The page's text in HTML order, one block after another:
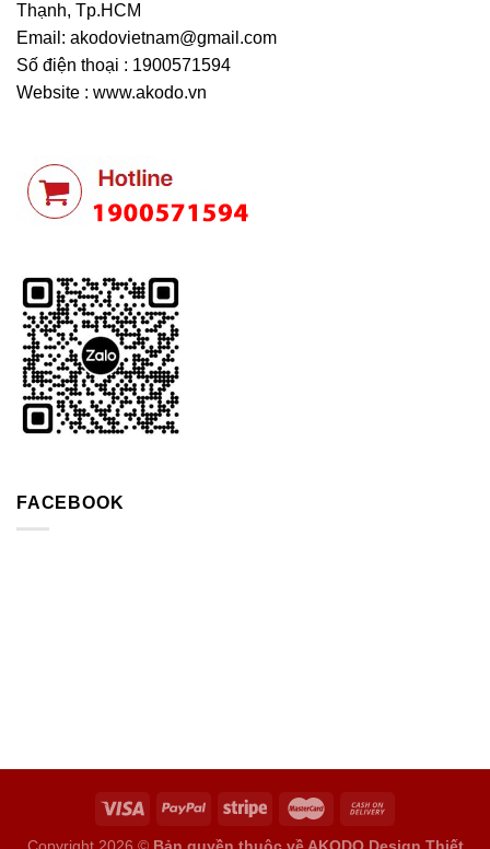
Thạnh, Tp.HCM
Email: akodovietnam@gmail.com
Số điện thoại : 1900571594
Website : www.akodo.vn
FACEBOOK